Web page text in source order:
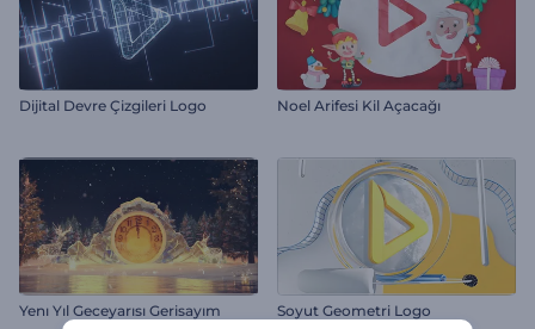
Dijital Devre Çizgileri Logo Noel Arifesi Kil Açacağı
Yenı Yıl Geceyarısı Gerisayım Soyut Geometri Logo